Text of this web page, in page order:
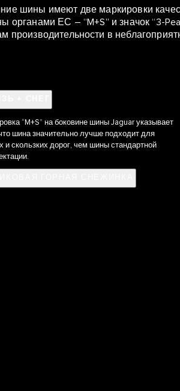
шины имеют две маркировки
органами ЕС – “M+S” и значок “3-
производительности в
“M+S” на боковине шины Jaguar указывает
шина значительно лучше подходит для
и скользких дорог, чем шины стандартной